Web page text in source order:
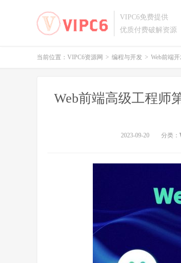
VIPC6免费提供
优质付费破解资源
当前位置： VIPC6资源网 > 编程与开发 > Web前端
Web前端高级工程师
2023-09-20 分类：